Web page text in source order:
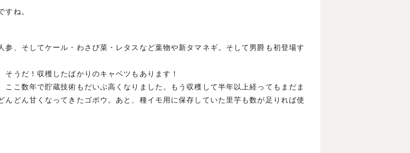
すね。
参、そしてケール・わさび菜・レタスなど葉物や新タマネギ。そして男爵も初登場す
うだ！収穫したばかりのキャベツもあります！
ここ数年で貯蔵技術もだいぶ高くなりました。もう収穫して半年以上経ってもまだま
んどん甘くなってきたゴボウ。あと、種イモ用に保存していた里芋も数が足りれば使